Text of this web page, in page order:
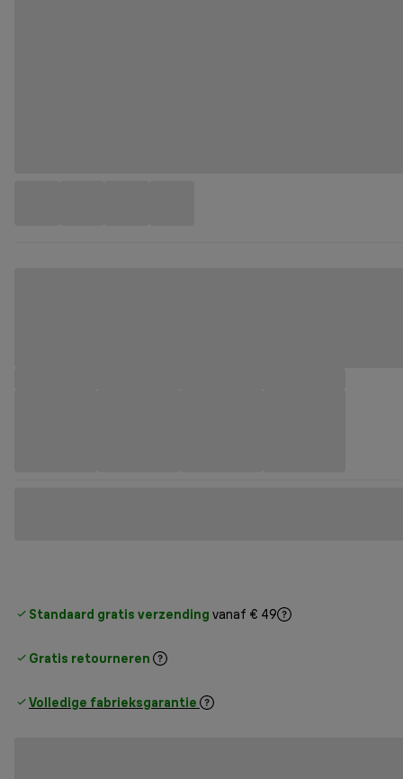
Standaard gratis verzending vanaf € 49
Gratis retourneren
Volledige fabrieksgarantie